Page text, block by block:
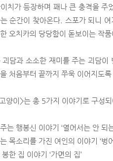
치가 등장하며 꽤나 큰 충격을
순간이 찾아온다. 스포가 되니
오치카의 당당함이 돋보이는 작품
괴담과 소소한 재미를 주는 괴담
처음부터 끝까지 쭈욱 이어지도
양이>는 총 5가지 이야기로 구성
는 행봉신 이야기 ‘열어서는 안 되
목소리를 가진 여인의 이야기 ‘벙
한 집 이야기 ‘가면의 집’